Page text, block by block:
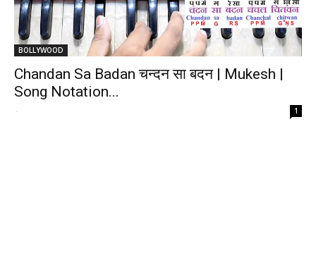
BOLLYWOOD
Chandan Sa Badan चन्दन सा बदन | Mukesh |
Song Notation...
- 1